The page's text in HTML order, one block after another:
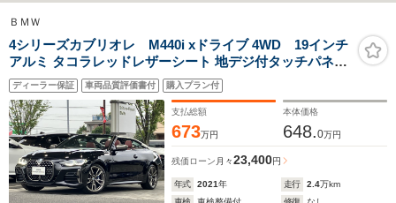
ＢＭＷ
4シリーズカブリオレ M440i xドライブ 4WD 19インチ
アルミ タコラレッドレザーシート 地デジ付タッチパネル
式HDDナビ Mスポーツブレーキ レーザーライト ピアノブ
ラックトリム ウインドウディフレクター
ディーラー保証 車両品質評価書付 購入プラン付
支払総額
673万円
本体価格
648.0万円
残価ローン 月々23,400円
年式 2021年 走行 2.4万km